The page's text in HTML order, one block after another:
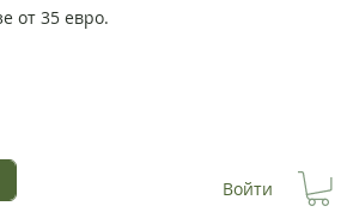
от 35 евро.
Войти